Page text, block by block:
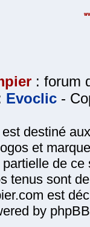
: forum
Evoclic -
destiné
et
de
tenus sont
est
by